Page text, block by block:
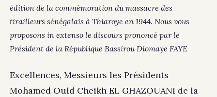
édition de la commémoration du massacre des
tirailleurs sénégalais à Thiaroye en 1944. Nous vous
proposons in extenso le discours prononcé par le
Président de la République Bassirou Diomaye FAYE
Excellences, Messieurs les Présidents
Mohamed Ould Cheikh EL GHAZOUANI de la